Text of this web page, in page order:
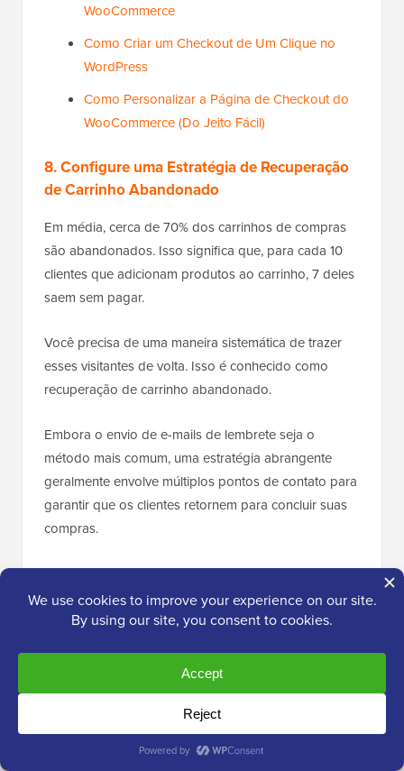
WooCommerce
Como Criar um Checkout de Um Clique no
WordPress
Como Personalizar a Página de Checkout do
WooCommerce (Do Jeito Fácil)
8. Configure uma Estratégia de Recuperação
de Carrinho Abandonado
Em média, cerca de 70% dos carrinhos de compras
são abandonados. Isso significa que, para cada 10
clientes que adicionam produtos ao carrinho, 7 deles
saem sem pagar.
Você precisa de uma maneira sistemática de trazer
esses visitantes de volta. Isso é conhecido como
recuperação de carrinho abandonado.
Embora o envio de e-mails de lembrete seja o
método mais comum, uma estratégia abrangente
geralmente envolve múltiplos pontos de contato para
garantir que os clientes retornem para concluir suas
compras.
Você pode usar uma ferramenta como oFunnelKit
Automationspara configurar esses fluxos de trabalho
automaticamente. Ele permite enviar lembretes
rastrear exatamente quanta receita você recupera.